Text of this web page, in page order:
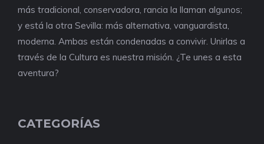
más tradicional, conservadora, rancia la llaman algunos;
y está la otra Sevilla: más alternativa, vanguardista,
moderna. Ambas están condenadas a convivir. Unirlas a
través de la Cultura es nuestra misión. ¿Te unes a esta
aventura?
CATEGORÍAS